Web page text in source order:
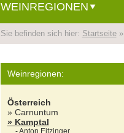
WEINREGIONEN
Sie befinden sich hier: Startseite»
Weinregionen:
Österreich
» Carnuntum
» Kamptal
- Anton Eitzinger